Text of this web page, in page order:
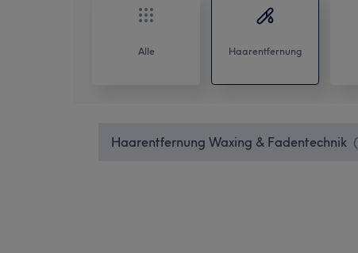
Alle Haarentfernung
Haarentfernung Waxing & Fadentechnik (